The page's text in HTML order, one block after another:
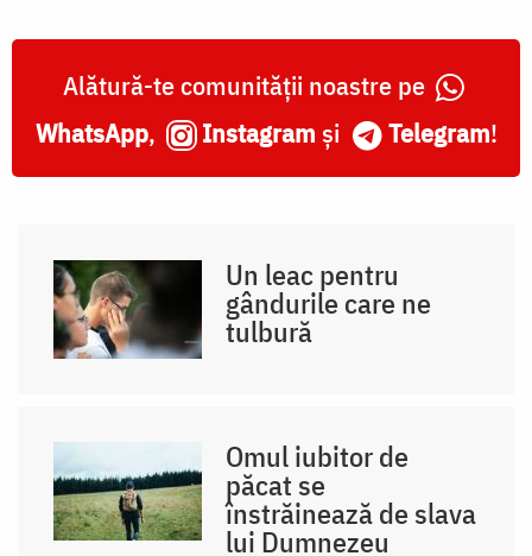
Alătură-te comunității noastre pe
WhatsApp, Instagram și Telegram!
Un leac pentru
gândurile care ne
tulbură
Omul iubitor de
păcat se
înstrăinează de slava
lui Dumnezeu